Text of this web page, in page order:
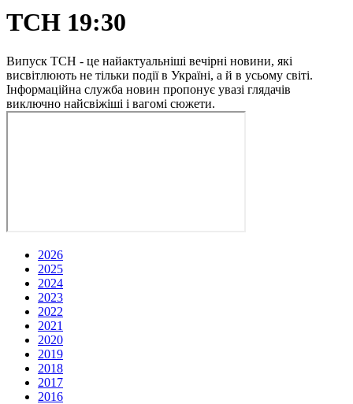
ТСН 19:30
Випуск ТСН - це найактуальніші вечірні новини, які
висвітлюють не тільки події в Україні, а й в усьому світі.
Інформаційна служба новин пропонує увазі глядачів
виключно найсвіжіші і вагомі сюжети.
2026
2025
2024
2023
2022
2021
2020
2019
2018
2017
2016